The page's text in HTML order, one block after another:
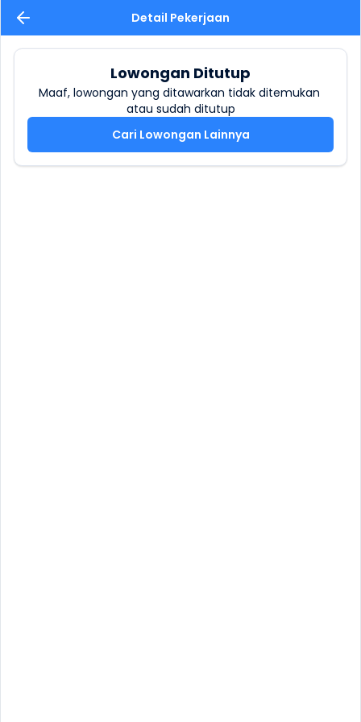
Detail Pekerjaan
Lowongan Ditutup
Maaf, lowongan yang ditawarkan tidak ditemukan
atau sudah ditutup
Cari Lowongan Lainnya